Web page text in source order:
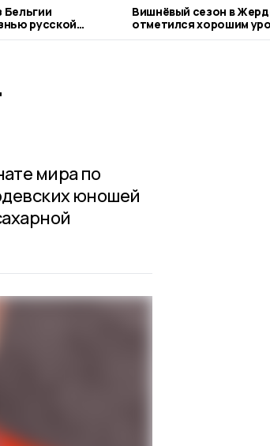
русской
Спортшколы
Вишнёвый сезон в
отметился хорошим
мира по
юношей